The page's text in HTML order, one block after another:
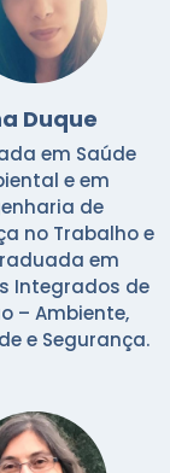
Duque
em Saúde
e em
de
no Trabalho e
em
Integrados de
– Ambiente,
e Segurança.